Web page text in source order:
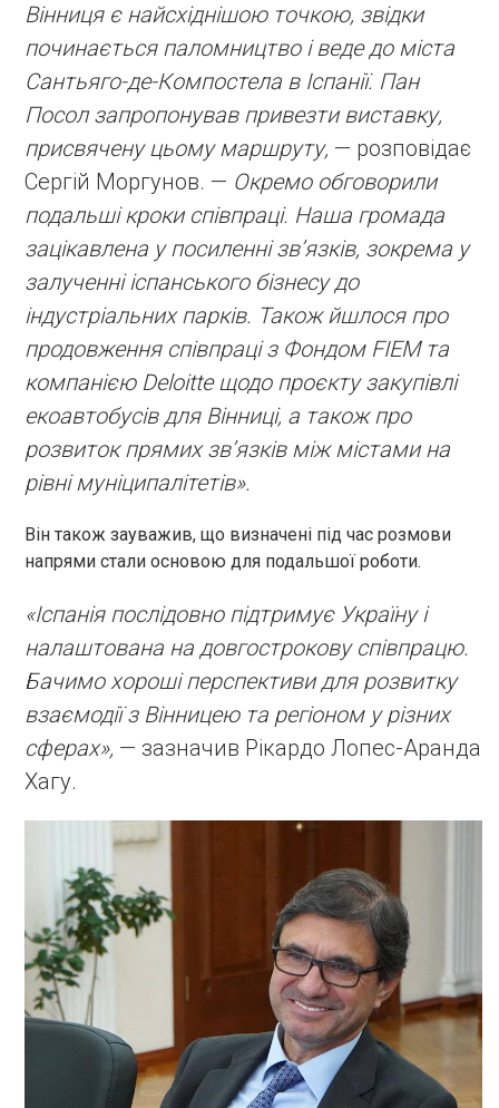
Вінниця є найсхіднішою точкою, звідки
починається паломництво і веде до міста
Сантьяго-де-Компостела в Іспанії. Пан
Посол запропонував привезти виставку,
присвячену цьому маршруту, — розповідає
Сергій Моргунов. — Окремо обговорили
подальші кроки співпраці. Наша громада
зацікавлена у посиленні зв’язків, зокрема у
залученні іспанського бізнесу до
індустріальних парків. Також йшлося про
продовження співпраці з Фондом FIEM та
компанією Deloitte щодо проєкту закупівлі
екоавтобусів для Вінниці, а також про
розвиток прямих зв’язків між містами на
рівні муніципалітетів».
Він також зауважив, що визначені під час розмови
напрями стали основою для подальшої роботи.
«Іспанія послідовно підтримує Україну і
налаштована на довгострокову співпрацю.
Бачимо хороші перспективи для розвитку
взаємодії з Вінницею та регіоном у різних
сферах», — зазначив Рікардо Лопес-Аранда
Хагу.